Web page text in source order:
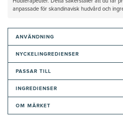
anpassade för skandinavisk hudvård och
ANVÄNDNING
NYCKELINGREDIENSER
PASSAR TILL
INGREDIENSER
OM MÄRKET